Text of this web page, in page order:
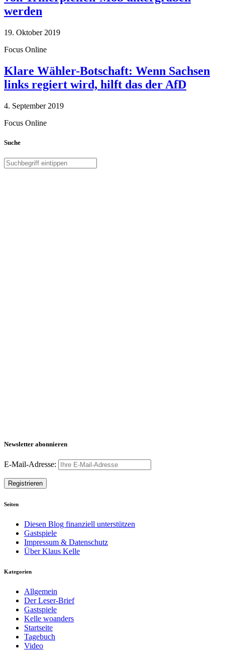
werden
19. Oktober 2019
Focus Online
Klare Wähler-Botschaft: Wenn Sachsen
links regiert wird, hilft das der AfD
4. September 2019
Focus Online
Suche
Newsletter abonnieren
E-Mail-Adresse:
Seiten
Diesen Blog finanziell unterstützen
Gastspiele
Impressum & Datenschutz
Über Klaus Kelle
Kategorien
Allgemein
Der Leser-Brief
Gastspiele
Kelle woanders
Startseite
Tagebuch
Video